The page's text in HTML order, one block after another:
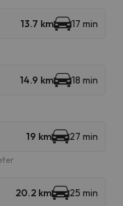
13.7 km 17 min
14.9 km 18 min
19 km 27 min
20.2 km 25 min